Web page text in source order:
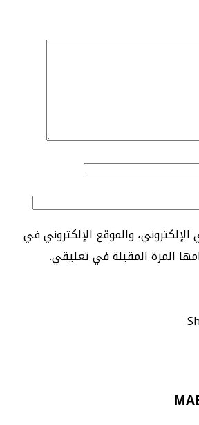
والموقع الإلكتروني في
المرة المقبلة في تعليقي.